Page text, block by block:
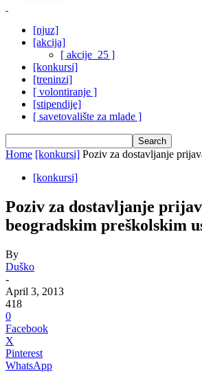
[njuz]
[akcija]
[ akcije_25 ]
[konkursi]
[treninzi]
[ volontiranje ]
[stipendije]
[ savetovalište za mlade ]
Home [konkursi] Poziv za dostavljanje
[konkursi]
Poziv za dostavljanje
beogradskim preškolskim
By
Duško
-
April 3, 2013
418
0
Facebook
X
Pinterest
WhatsApp